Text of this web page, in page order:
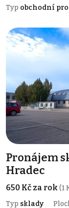
Typ obchodní
Pronájem
Hradec
650 Kč za rok(1
Typ sklady